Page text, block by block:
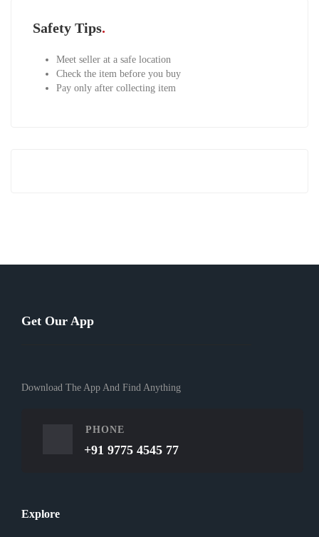
Safety Tips
Meet seller at a safe location
Check the item before you buy
Pay only after collecting item
Get Our App
Download The App And Find Anything
PHONE
+91 9775 4545 77
Explore